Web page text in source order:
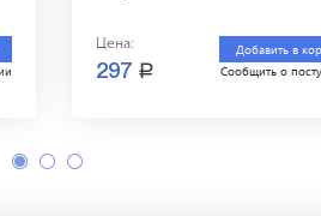
Цена:
297 a
Добавить в
Сообщить о